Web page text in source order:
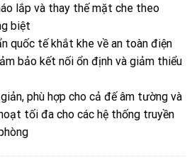
lắp và thay thế mặt che theo
biệt
quốc tế khắt khe về an toàn điện
bảo kết nối ổn định và giảm thiểu
phù hợp cho cả đế âm tường và
tối đa cho các hệ thống truyền